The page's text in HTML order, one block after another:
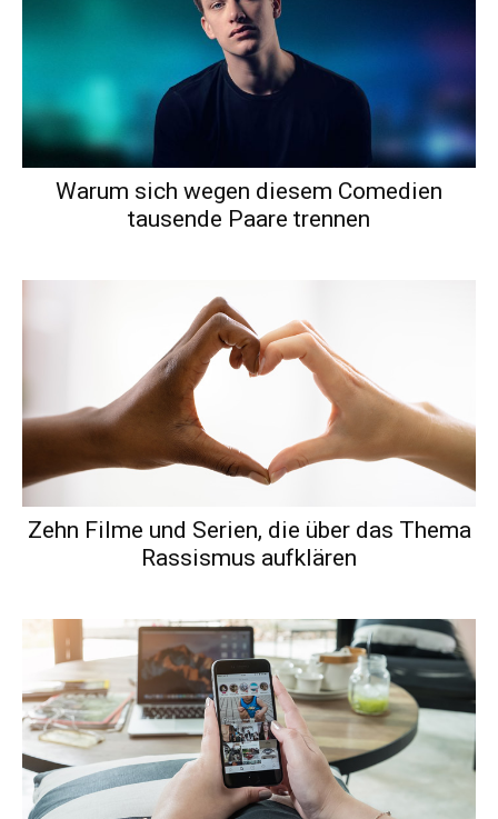
Warum sich wegen diesem Comedien
tausende Paare trennen
Zehn Filme und Serien, die über das Thema
Rassismus aufklären